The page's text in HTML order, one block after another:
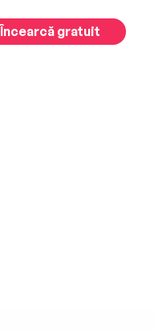
Încearcă gratuit